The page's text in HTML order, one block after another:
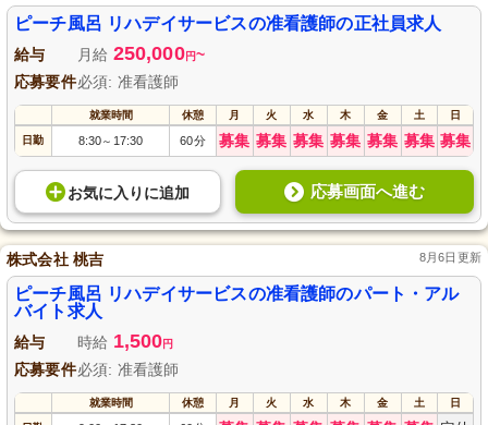
ピーチ風呂 リハデイサービスの准看護師の正社員求人
給与 月給 250,000円~
応募要件必須: 准看護師
就業時間 休憩 月 火 水 木 金 土 日
日勤 8:30～ 17:30 60分 募集 募集 募集 募集 募集 募集 募集
お気に入り に追加 応募画面へ進む
株式会社 桃吉 8月6日更新
ピーチ風呂 リハデイサービスの准看護師のパート・アル
バイト求人
給与 時給 1,500円
応募要件必須: 准看護師
就業時間 休憩 月 火 水 木 金 土 日